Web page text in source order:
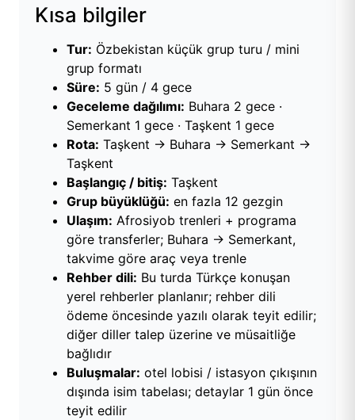
Kısa bilgiler
Tur: Özbekistan küçük grup turu / mini
grup formatı
Süre: 5 gün / 4 gece
Geceleme dağılımı: Buhara 2 gece ·
Semerkant 1 gece · Taşkent 1 gece
Rota: Taşkent → Buhara → Semerkant →
Taşkent
Başlangıç / bitiş: Taşkent
Grup büyüklüğü: en fazla 12 gezgin
Ulaşım: Afrosiyob trenleri + programa
göre transferler; Buhara → Semerkant,
takvime göre araç veya trenle
Rehber dili: Bu turda Türkçe konuşan
yerel rehberler planlanır; rehber dili
ödeme öncesinde yazılı olarak teyit edilir;
diğer diller talep üzerine ve müsaitliğe
bağlıdır
Buluşmalar: otel lobisi / istasyon çıkışının
dışında isim tabelası; detaylar 1 gün önce
teyit edilir